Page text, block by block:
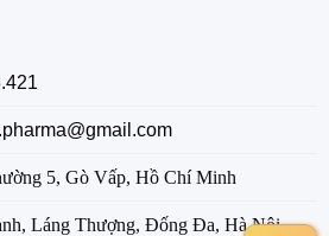
5, Gò Vấp, Hồ Chí Minh
Láng Thượng, Đống Đa, Hà Nội